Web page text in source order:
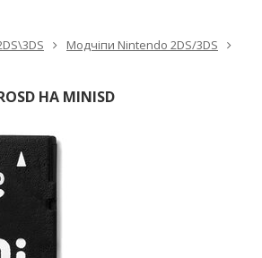
Модчіпи Nintendo 2DS/3DS
НА MINISD